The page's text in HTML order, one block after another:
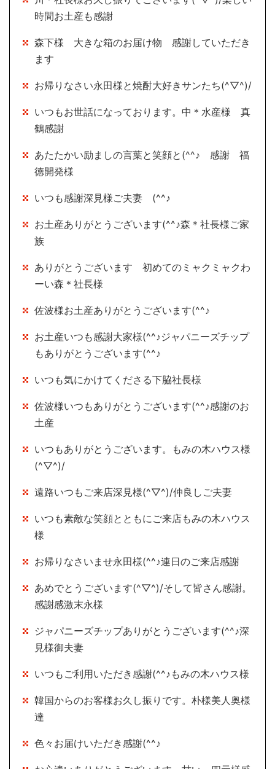
時間お土産も感謝
森下様 大きな箱のお届け物 感謝していただき
ます
お帰りなさい永田様と焼酎大好きサンたち(^▽^)/
いつもお世話になっております。中＊水産様 真
鶴感謝
あたたかい励ましの言葉と笑顔と(^^♪ 感謝 福
徳開発様
いつも感謝深見様ご夫妻 (^^♪
お土産ありがとうございます(^^♪森＊社長様ご家
族
ありがとうございます 初めてのミャクミャクわ
ーい森＊社長様
佐波様お土産ありがとうございます(^^♪
お土産いつも感謝大家様(^^♪ジャパニーズチップ
もありがとうございます(^^♪
いつも気にかけてくださる下脇社長様
佐波様いつもありがとうございます(^^♪感謝のお
土産
いつもありがとうございます。もみの木ハウス様
(^▽^)/
遠路いつもご来店深見様(^▽^)/仲良しご夫妻
いつも素敵な笑顔とともにご来店もみの木ハウス
様
お帰りなさいませ永田様(^^♪連日のご来店感謝
あめでとうございます(^▽^)/そして皆さん感謝。
感謝感激末永様
ジャパニーズチップありがとうございます(^^♪深
見様御夫妻
いつもご利用いただき感謝(^^♪もみの木ハウス様
韓国からのお客様お久し振りです。朴様美人奥様
達
色々お届けいただき感謝(^^♪